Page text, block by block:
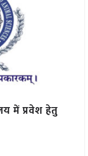
में प्रवेश हेतु